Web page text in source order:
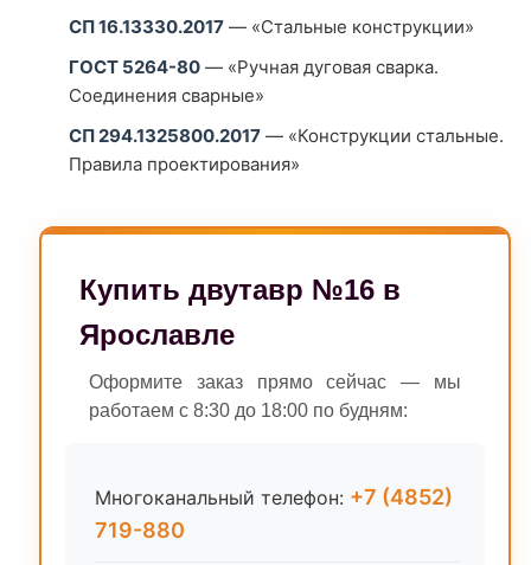
СП 16.13330.2017 — «Стальные конструкции»
ГОСТ 5264-80 — «Ручная дуговая сварка.
Соединения сварные»
СП 294.1325800.2017 — «Конструкции стальные.
Правила проектирования»
Купить двутавр №16 в
Ярославле
Оформите заказ прямо сейчас — мы
работаем с 8:30 до 18:00 по будням:
Многоканальный телефон: +7 (4852)
719-880